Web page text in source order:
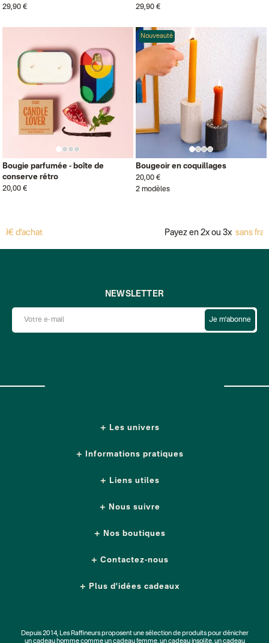
29,90 € 29,90 €
Bougie parfumée - boîte de
conserve rétro
20,00 €
Nouveauté
Bougeoir en coquillages
20,00 €
2 modèles
d'achat Payez en 2x ou 3x sans frais
Les univers
Informations pratiques
Liens utiles
NEWSLETTER
Je m'abonne
Nous suivre
Nos boutiques
Contactez-nous
Plus d'idées cadeaux
Depuis 2014, Les Raffineurs proposent une sélection de produits pour dénicher
uncadeau hommecomme un cadeau femme, uncadeau insolite, uncadeau